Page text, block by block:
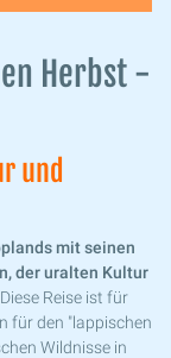
Herbst -
und
mit seinen
der uralten Kultur
Diese Reise ist für
für den "lappischen
Wildnisse in